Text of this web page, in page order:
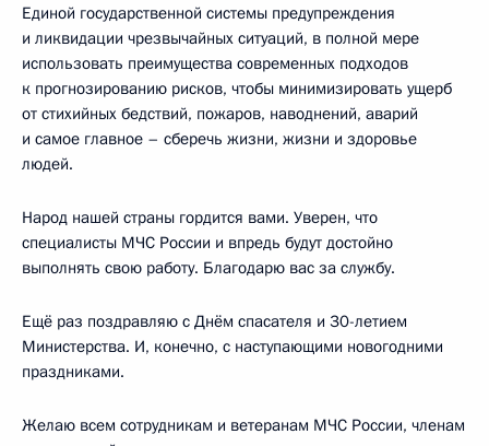
Единой государственной системы предупреждения
и ликвидации чрезвычайных ситуаций, в полной мере
использовать преимущества современных подходов
к прогнозированию рисков, чтобы минимизировать ущерб
от стихийных бедствий, пожаров, наводнений, аварий
и самое главное – сберечь жизни, жизни и здоровье
людей.
Народ нашей страны гордится вами. Уверен, что
специалисты МЧС России и впредь будут достойно
выполнять свою работу. Благодарю вас за службу.
Ещё раз поздравляю с Днём спасателя и 30-летием
Министерства. И, конечно, с наступающими новогодними
праздниками.
Желаю всем сотрудникам и ветеранам МЧС России, членам